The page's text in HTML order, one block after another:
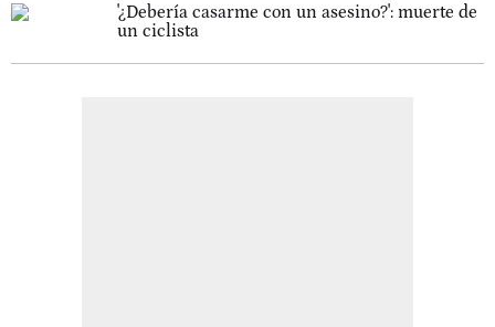
'¿Debería casarme con un asesino?': muerte de
un ciclista